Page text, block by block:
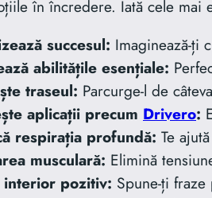
în încredere. Iată cele mai
succesul: Imaginează-ți
abilitățile esențiale:
traseul: Parcurge-l de
aplicații precum Drivero:
respirația profundă: Te
musculară: Elimină
interior pozitiv: Spune-ți